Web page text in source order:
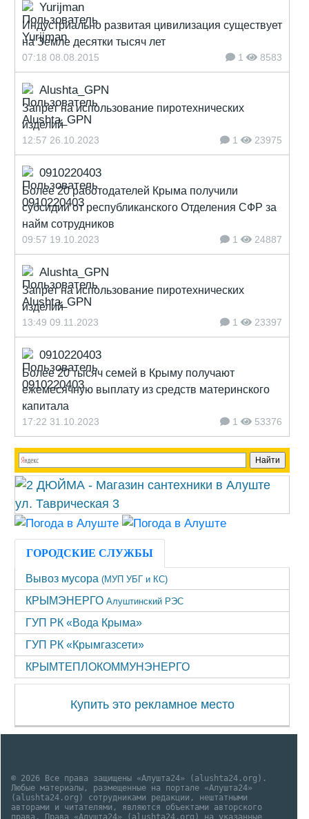
Yurijman
Индустриально развитая цивилизация существует
на Земле десятки тысяч лет
07:18 08.08.2015 1 8583
Alushta_GPN
Запрет на использование пиротехнических
изделий
12:57 26.10.2023 1 23975
0910220403
Более 20 работодателей Крыма получили
субсидии от республиканского Отделения СФР за
найм сотрудников
09:57 19.10.2023 1 24887
Alushta_GPN
Запрет на использование пиротехнических
изделий
13:49 09.11.2023 1 23397
0910220403
Более 20 тысяч семей в Крыму получают
ежемесячную выплату из средств материнского
капитала
17:22 31.10.2023 1 53376
ГОРОДСКИЕ СЛУЖБЫ
Вывоз мусора (МУП УБГ и КС)
КРЫМЭНЕРГО Алуштинский РЭС
ГУП РК «Вода Крыма»
ГУП РК «Крымгазсети»
КРЫМТЕПЛОКОММУНЭНЕРГО
Купить это рекламное место
© 2026 Все права защищены «Алушта24» (alushta24.org).
Любые материалы, размещенные на портале «Алушта24»
(alushta24.org) сотрудниками редакции, нештатными
авторами и читателями, являются объектами авторского
права. Права «Алушта24» (alushta24.org) на указанные